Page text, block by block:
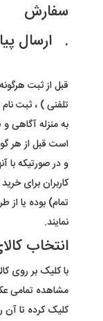
سفارش
. ارسال
قبل از ثبت
تلفنی ) ، ثبت
به منزله آگاهی
است قبل از هر
و در صورتیکه با
تمام) بوده یا از
نمایند.
انتخاب
با کلیک بر روی
مشاهده تمامی
کلیک کرده تا آن